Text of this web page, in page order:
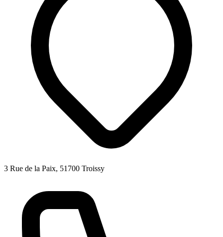
3 Rue de la Paix, 51700 Troissy